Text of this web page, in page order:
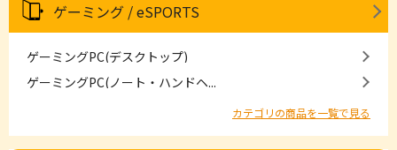
ゲーミング / eSPORTS
ゲーミングPC(デスクトップ)
ゲーミングPC(ノート・ハンドヘ...
カテゴリの商品を一覧で見る